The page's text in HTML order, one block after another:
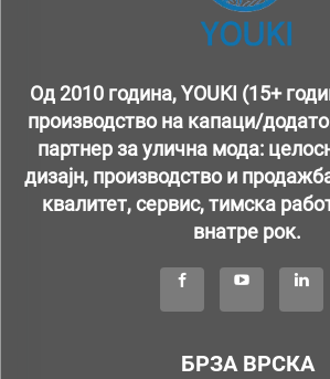
Од 2010 година, YOUKI (15+
производство на капаци/
партнер за улична мода:
дизајн, производство и
квалитет, сервис, тимска
внатре рок.
БРЗА ВРСКА